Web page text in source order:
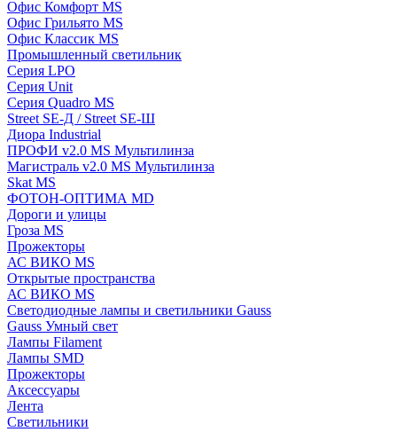
Офис Комфорт MS
Офис Грильято MS
Офис Классик MS
Промышленный светильник
Серия LPO
Серия Unit
Серия Quadro MS
Street SE-Д / Street SE-Ш
Диора Industrial
ПРОФИ v2.0 MS Мультилинза
Магистраль v2.0 MS Мультилинза
Skat MS
ФОТОН-ОПТИМА MD
Дороги и улицы
Гроза MS
Прожекторы
АС ВИКО MS
Открытые пространства
АС ВИКО MS
Светодиодные лампы и светильники Gauss
Gauss Умный свет
Лампы Filament
Лампы SMD
Прожекторы
Аксессуары
Лента
Светильники